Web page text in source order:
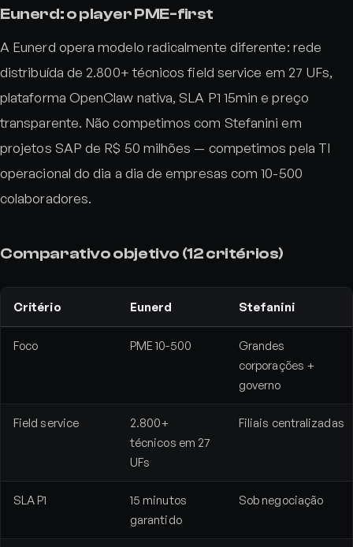
Eunerd: o player PME-first
A Eunerd opera modelo radicalmente diferente: rede
distribuída de 2.800+ técnicos field service em 27 UFs,
plataforma OpenClaw nativa, SLA P1 15min e preço
transparente. Não competimos com Stefanini em
projetos SAP de R$ 50 milhões — competimos pela TI
operacional do dia a dia de empresas com 10-500
colaboradores.
Comparativo objetivo (12 critérios)
Critério Eunerd Stefanini
Foco PME 10-500
Grandes
corporações +
governo
Field service
2.800+
técnicos em 27
UFs
Filiais centralizadas
SLA P1
15 minutos
garantido
Sob negociação